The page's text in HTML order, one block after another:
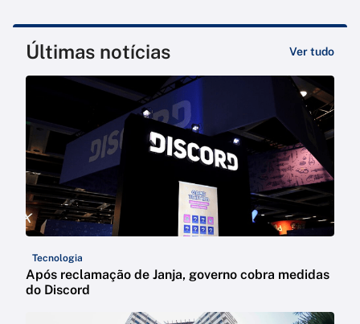
Últimas notícias Ver tudo
Tecnologia
Após reclamação de Janja, governo cobra medidas
do Discord